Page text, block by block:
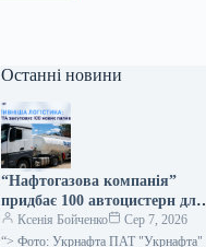
Останні новини
“Нафтогазова компанія”
придбає 100 автоцистерн для
посилення стабільності
поставок палива.
Ксенія Бойченко
Сер 7, 2026
“> Фото: Укрнафта ПАТ "Укрнафта"